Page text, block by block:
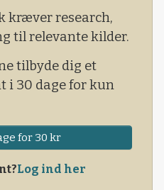
kræver research,
til relevante kilder.
tilbyde dig et
i 30 dage for kun
for 30 kr
Log ind her